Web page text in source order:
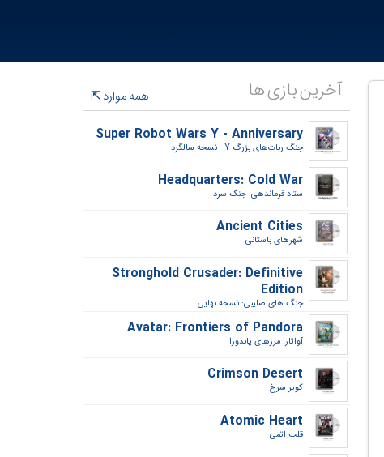
آخرین بازی ها
همه موارد
Super Robot Wars Y - Anniversary
جنگ ربات‌های بزرگ Y - نسخه سالگرد‎
Headquarters: Cold War
ستاد فرماندهی: جنگ سرد‎
Ancient Cities
شهرهای باستانی‎
Stronghold Crusader: Definitive
Edition
جنگ های صلیبی: نسخه نهایی‎
Avatar: Frontiers of Pandora
آواتار: مرزهای پاندورا‎
Crimson Desert
کویر سرخ‎
Atomic Heart
قلب اتمی‎